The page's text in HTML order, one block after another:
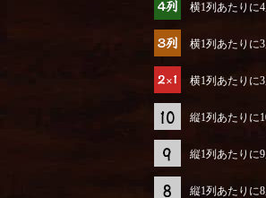
横1列あたりに
横1列あたりに
横1列あたりに
縦1列あたりに
縦1列あたりに
縦1列あたりに